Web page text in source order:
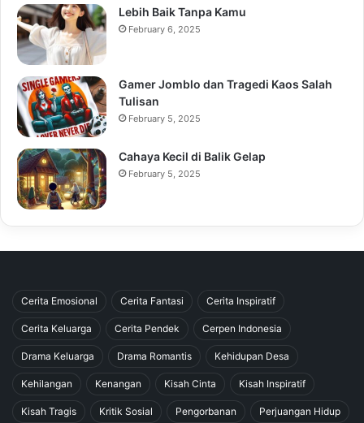
Lebih Baik Tanpa Kamu
February 6, 2025
Gamer Jomblo dan Tragedi Kaos Salah
Tulisan
February 5, 2025
Cahaya Kecil di Balik Gelap
February 5, 2025
Cerita Emosional Cerita Fantasi Cerita Inspiratif
Cerita Keluarga Cerita Pendek Cerpen Indonesia
Drama Keluarga Drama Romantis Kehidupan Desa
Kehilangan Kenangan Kisah Cinta Kisah Inspiratif
Kisah Tragis Kritik Sosial Pengorbanan Perjuangan Hidup